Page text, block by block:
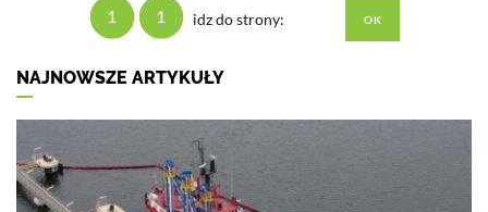
1 1 idz do strony:
NAJNOWSZE ARTYKUŁY